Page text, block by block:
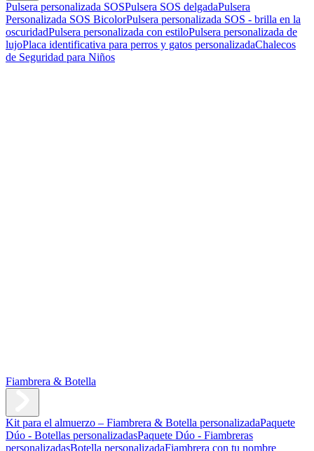
Pulsera personalizada SOSPulsera SOS delgadaPulsera
Personalizada SOS BicolorPulsera personalizada SOS - brilla en la
oscuridadPulsera personalizada con estiloPulsera personalizada de
lujoPlaca identificativa para perros y gatos personalizadaChalecos
de Seguridad para Niños
Fiambrera & Botella
Kit para el almuerzo – Fiambrera & Botella personalizadaPaquete
Dúo - Botellas personalizadasPaquete Dúo - Fiambreras
personalizadasBotella personalizadaFiambrera con tu nombre